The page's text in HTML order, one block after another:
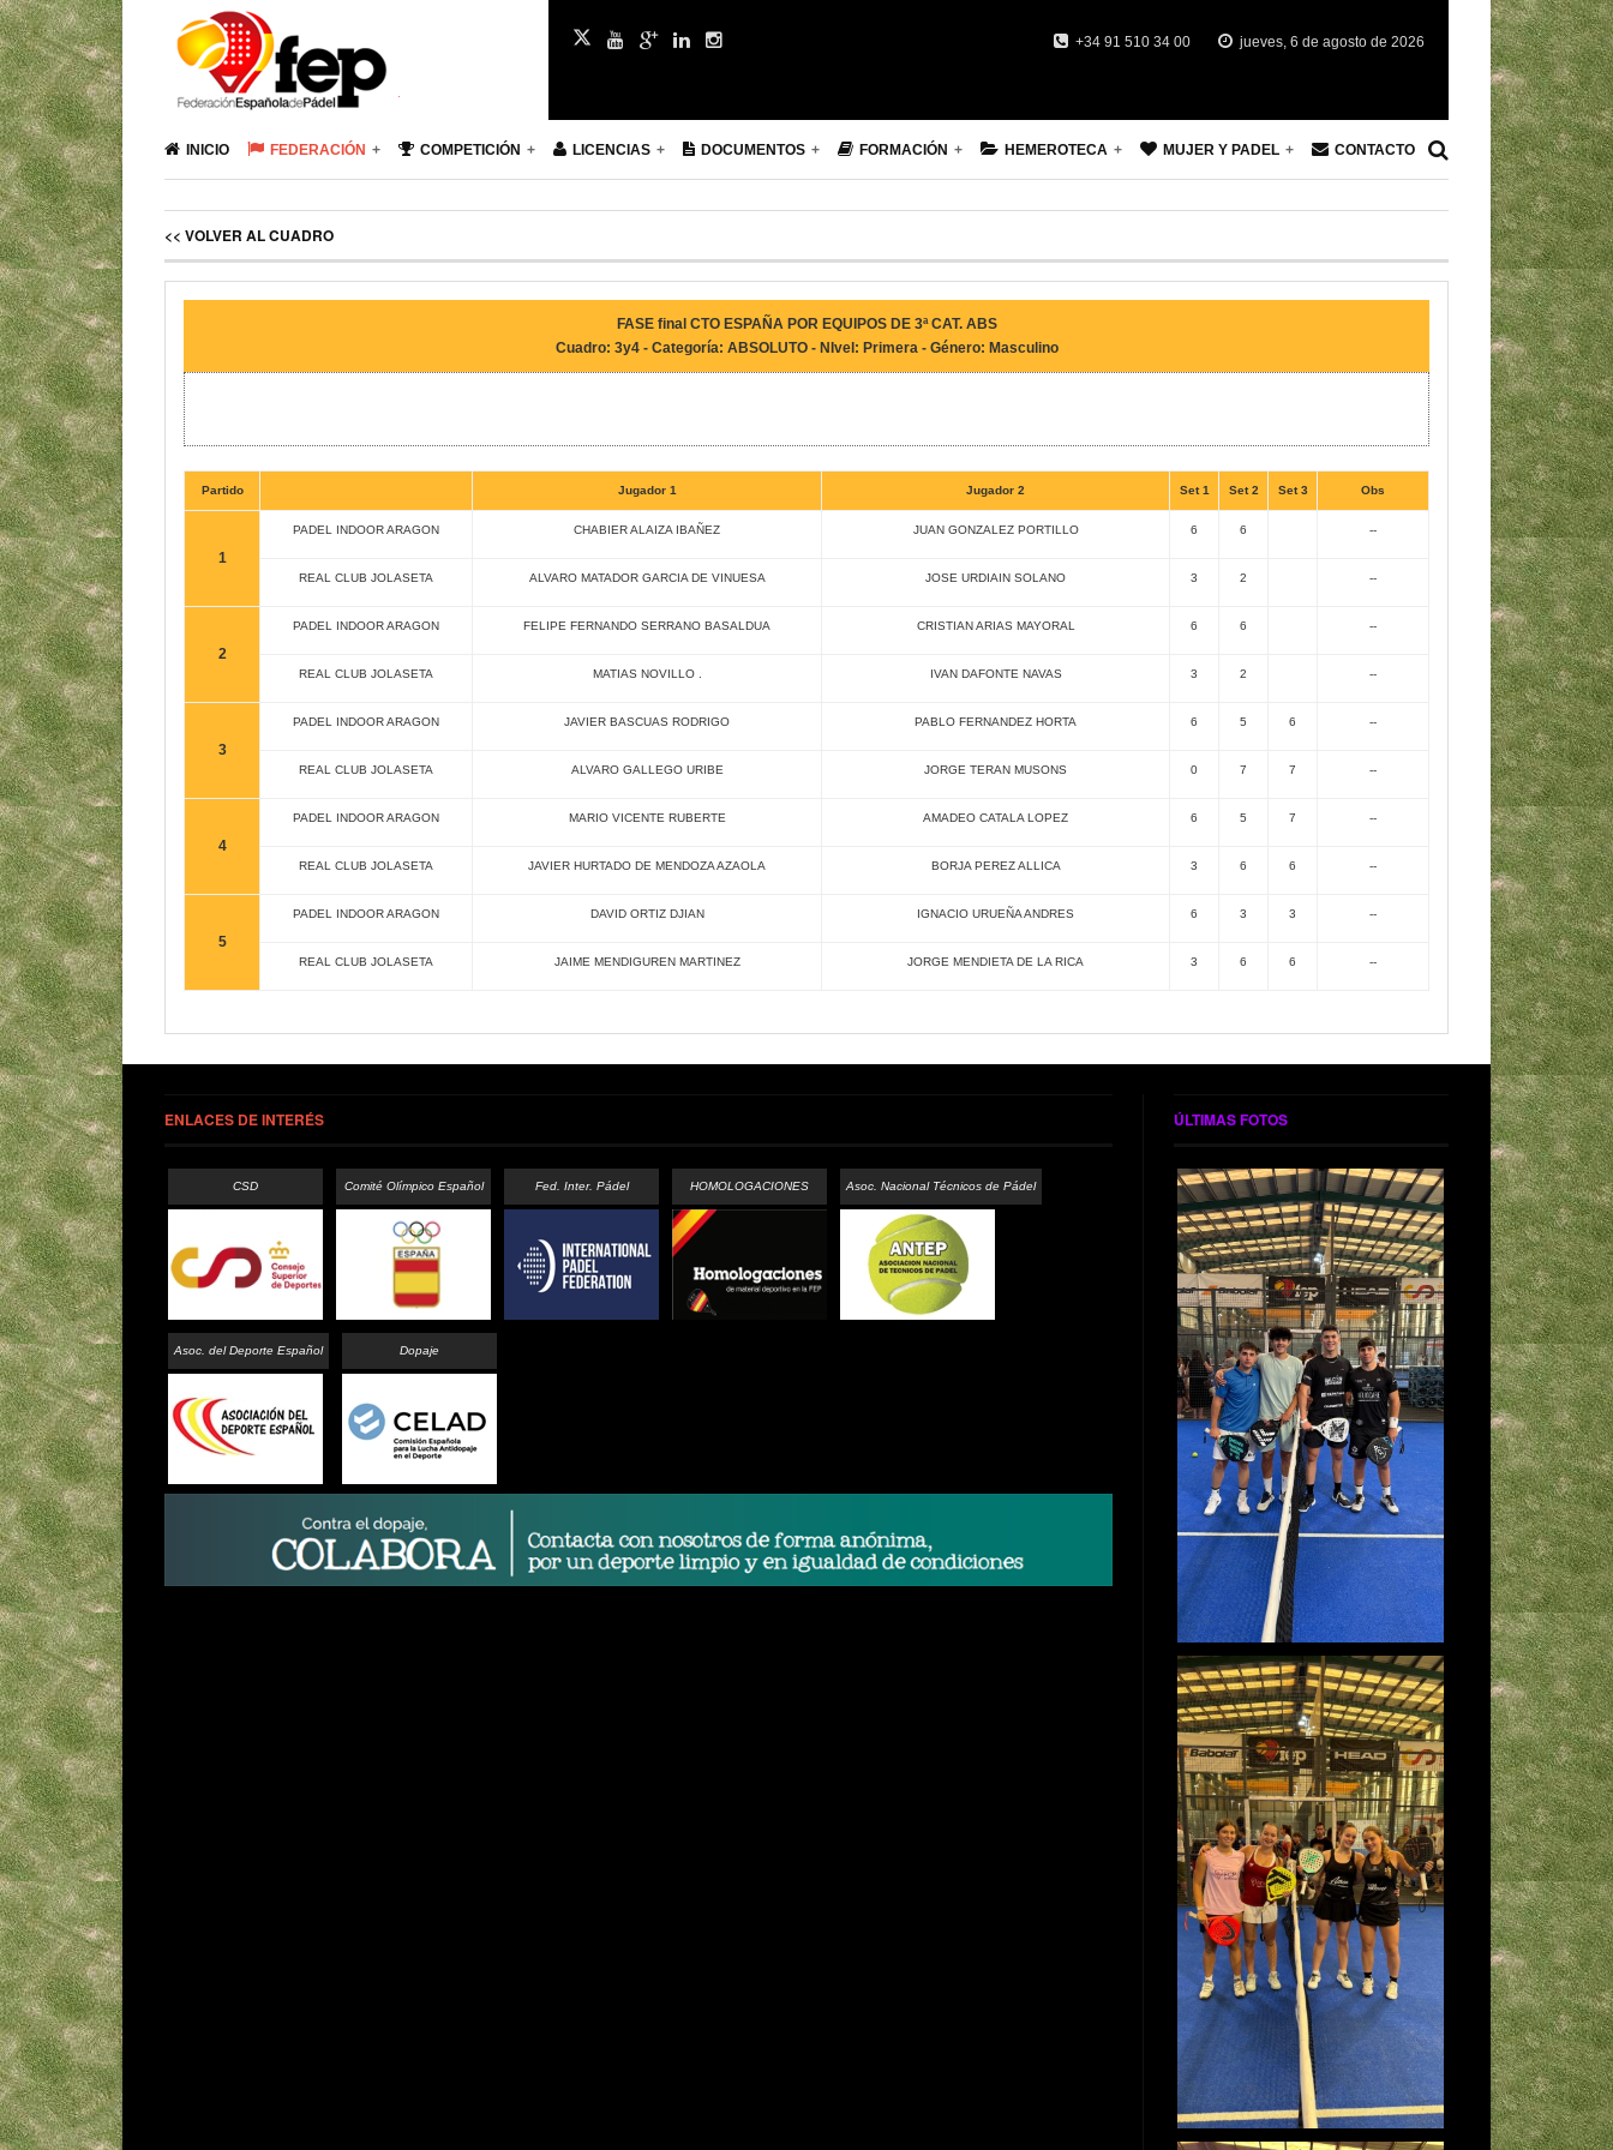
+34 91 510 34 00 jueves, 6 de agosto de 2026
INICIO FEDERACIÓN COMPETICIÓN LICENCIAS DOCUMENTOS FORMACIÓN HEMEROTECA MUJER Y PADEL CONTACTO
<< VOLVER AL CUADRO
FASE final CTO ESPAÑA POR EQUIPOS DE 3ª CAT. ABS
Cuadro: 3y4 - Categoría: ABSOLUTO - NIvel: Primera - Género: Masculino
Partido Jugador 1 Jugador 2 Set 1 Set 2 Set 3 Obs
1
PADEL INDOOR ARAGON CHABIER ALAIZA IBAÑEZ JUAN GONZALEZ PORTILLO 6 6 --
REAL CLUB JOLASETA ALVARO MATADOR GARCIA DE VINUESA JOSE URDIAIN SOLANO 3 2 --
2
PADEL INDOOR ARAGON FELIPE FERNANDO SERRANO BASALDUA CRISTIAN ARIAS MAYORAL 6 6 --
REAL CLUB JOLASETA MATIAS NOVILLO . IVAN DAFONTE NAVAS 3 2 --
3
PADEL INDOOR ARAGON JAVIER BASCUAS RODRIGO PABLO FERNANDEZ HORTA 6 5 6 --
REAL CLUB JOLASETA ALVARO GALLEGO URIBE JORGE TERAN MUSONS 0 7 7 --
4
PADEL INDOOR ARAGON MARIO VICENTE RUBERTE AMADEO CATALA LOPEZ 6 5 7 --
REAL CLUB JOLASETA JAVIER HURTADO DE MENDOZA AZAOLA BORJA PEREZ ALLICA 3 6 6 --
5
PADEL INDOOR ARAGON DAVID ORTIZ DJIAN IGNACIO URUEÑA ANDRES 6 3 3 --
REAL CLUB JOLASETA JAIME MENDIGUREN MARTINEZ JORGE MENDIETA DE LA RICA 3 6 6 --
ENLACES DE INTERÉS
CSD Comité Olímpico Español Fed. Inter. Pádel HOMOLOGACIONES Asoc. Nacional Técnicos de Pádel
Asoc. del Deporte Español Dopaje
ÚLTIMAS FOTOS